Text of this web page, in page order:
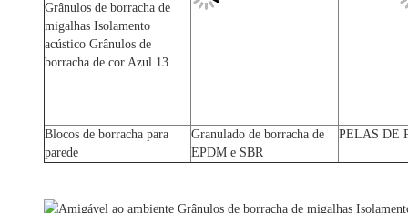
Blocos de borracha para
parede
Granulado de borracha de
EPDM e SBR
PELAS DE